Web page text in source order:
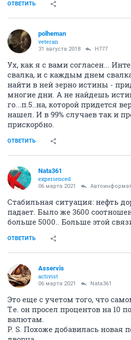
ОТВЕТИТЬ
polheman
veteran
31 августа 2018 H777
Ух, как я с вами согласен...
свалка, и с каждым днем
найти в ней зерно истины -
многие дни. А не найдешь
го...п.5..на, которой придется
нашел. И в 99% случаев так и
прискорбно.
ОТВЕТИТЬ
Nata361
experienced
06 марта 2021
Стабильная ситуация: нефть
падает. Было же 3600
больше 5000.. Больше этой
ОТВЕТИТЬ
Asservis
activist
06 марта 2021 Nata361
Это еще с учетом того, что
Т.е. он просел процентов на 10
валютам.
P. S. Похоже добавилась новая